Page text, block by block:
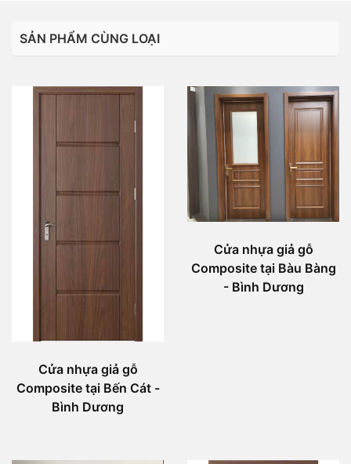
SẢN PHẨM CÙNG LOẠI
Cửa nhựa giả gỗ
Composite tại Bến Cát -
Bình Dương
Cửa nhựa giả gỗ
Composite tại Bàu Bàng
- Bình Dương